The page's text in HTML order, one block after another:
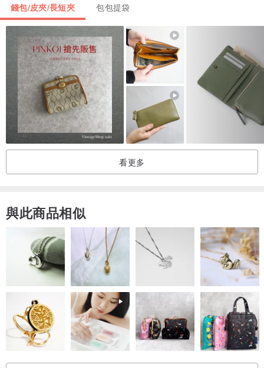
[品況]
【二手品】僅有極細微使用痕跡，近乎全新美品
[保存狀態] 雖為未使用品，但因長期保管，部分可能存在老化或刮
痕。此外，也可能因保管狀況而有變形。若您在意商品狀態，請於購
買前與我們聯繫。
錢包/皮夾/長短夾 包包提袋
看更多
與此商品相似